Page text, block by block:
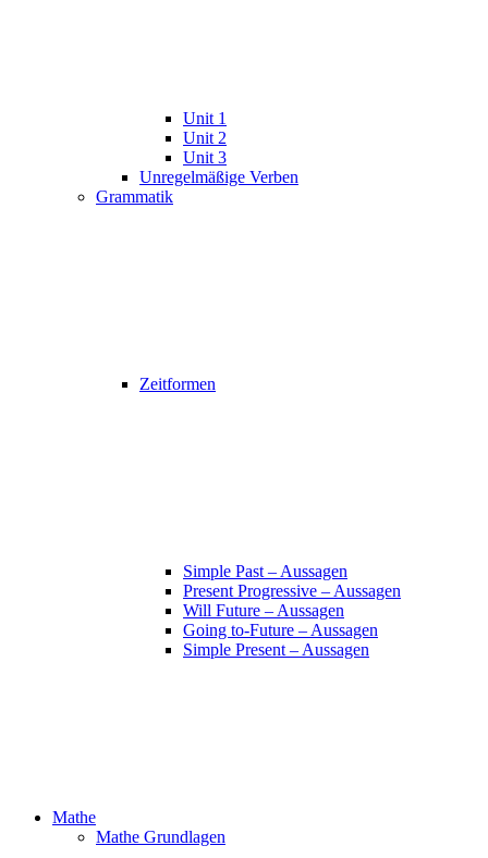
Unit 1
Unit 2
Unit 3
Unregelmäßige Verben
Grammatik
Zeitformen
Simple Past – Aussagen
Present Progressive – Aussagen
Will Future – Aussagen
Going to-Future – Aussagen
Simple Present – Aussagen
Mathe
Mathe Grundlagen